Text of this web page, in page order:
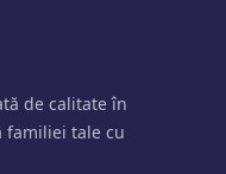
de calitate în
familiei tale cu